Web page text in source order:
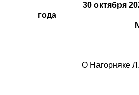
30 октября
N
О Нагорняке